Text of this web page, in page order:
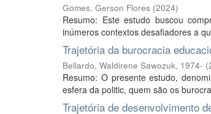
Gomes, Gerson Flores (2024)
Resumo: Este estudo buscou
inúmeros contextos desafiadores a
Trajetória da burocracia
Bellardo, Waldirene Sawozuk, 1974- (
Resumo: O presente estudo,
esfera da politic, quem são os
Trajetória de desenvolvimento